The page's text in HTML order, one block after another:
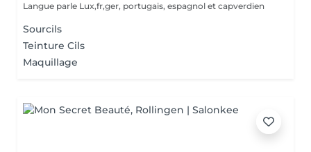
Langue parle Lux,fr,ger, portugais, espagnol et capverdien
Sourcils
Teinture Cils
Maquillage